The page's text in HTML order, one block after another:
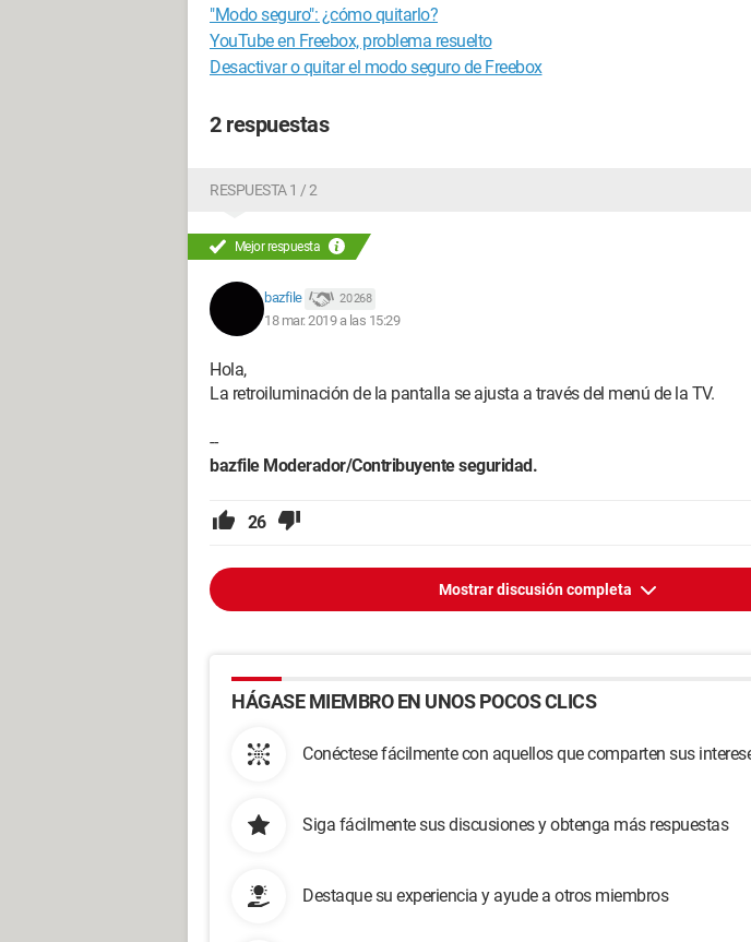
"Modo seguro": ¿cómo quitarlo?
YouTube en Freebox, problema resuelto
Desactivar o quitar el modo seguro de Freebox
2 respuestas
RESPUESTA 1 / 2
Mejor respuesta
bazfile 20 268
18 mar. 2019 a las 15:29
Hola,
La retroiluminación de la pantalla se ajusta a través del menú de la TV.
--
bazfile Moderador/Contribuyente seguridad.
26
Mostrar discusión completa
HÁGASE MIEMBRO EN UNOS POCOS CLICS
Conéctese fácilmente con aquellos que comparten sus
Siga fácilmente sus discusiones y obtenga más respuestas
Destaque su experiencia y ayude a otros miembros